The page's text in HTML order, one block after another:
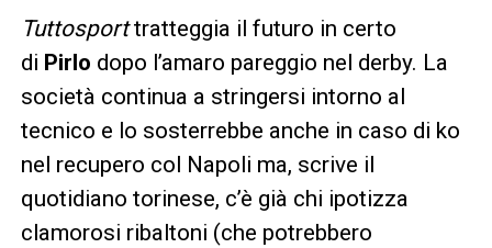
Tuttosporttratteggia il futuro in certo
di Pirlo dopo l’amaro pareggio nel derby. La
società continua a stringersi intorno al
tecnico e lo sosterrebbe anche in caso di ko
nel recupero col Napoli ma, scrive il
quotidiano torinese, c’è già chi ipotizza
clamorosi ribaltoni (che potrebbero